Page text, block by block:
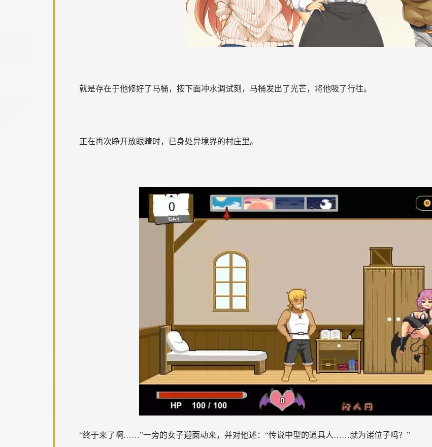
就是存在于他修好了马桶，按下面冲水调试刻，马桶发出了光芒，将他吸了行往。
正在再次睁开放眼睛时，已身处异境界的村庄里。
“终于来了啊……”一旁的女子迎面动来，并对他述：“传说中型的道具人……就为诸位子吗？”